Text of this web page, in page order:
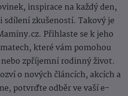
inspirace na každý den,
sdílení zkušeností. Takový je
Přihlaste se k jeho
které vám pomohou
zpříjemní rodinný život.
o nových článcích, akcích a
potvrďte odběr ve vaší e-